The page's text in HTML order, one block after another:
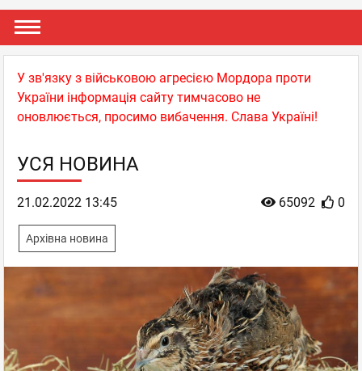
У зв'язку з військовою агресією Мордора проти
України інформація сайту тимчасово не
оновлюється, просимо вибачення. Слава Україні!
УСЯ НОВИНА
65092 0
21.02.2022 13:45
Архівна новина